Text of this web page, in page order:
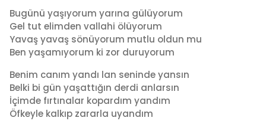
Bugünü yaşıyorum yarına gülüyorum
Gel tut elimden vallahi ölüyorum
Yavaş yavaş sönüyorum mutlu oldun mu
Ben yaşamıyorum ki zor duruyorum
Benim canım yandı lan seninde yansın
Belki bi gün yaşattığın derdi anlarsın
İçimde fırtınalar kopardım yandım
Öfkeyle kalkıp zararla uyandım